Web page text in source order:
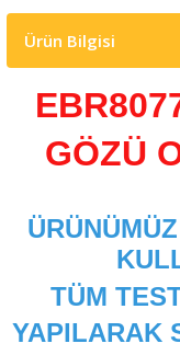
Ürün Bilgisi
GÖZÜ
TÜM
YAPILARAK